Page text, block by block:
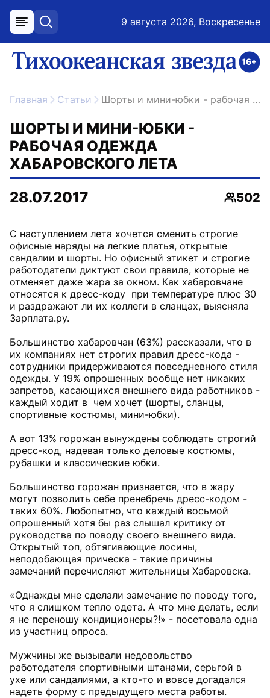
меню поиск 9 августа 2026, Воскресенье
ссылка на главную
Главная Статьи Шорты и мини-юбки - рабочая одежда хабаровского лета
ШОРТЫ И МИНИ-ЮБКИ -
РАБОЧАЯ ОДЕЖДА
ХАБАРОВСКОГО ЛЕТА
28.07.2017
502
С наступлением лета хочется сменить строгие
офисные наряды на легкие платья, открытые
сандалии и шорты. Но офисный этикет и строгие
работодатели диктуют свои правила, которые не
отменяет даже жара за окном. Как хабаровчане
относятся к дресс-коду при температуре плюс 30
и раздражают ли их коллеги в сланцах, выясняла
Зарплата.ру.
Большинство хабаровчан (63%) рассказали, что в
их компаниях нет строгих правил дресс-кода -
сотрудники придерживаются повседневного стиля
одежды. У 19% опрошенных вообще нет никаких
запретов, касающихся внешнего вида работников -
каждый ходит в чем хочет (шорты, сланцы,
спортивные костюмы, мини-юбки).
А вот 13% горожан вынуждены соблюдать строгий
дресс-код, надевая только деловые костюмы,
рубашки и классические юбки.
Большинство горожан признается, что в жару
могут позволить себе пренебречь дресс-кодом -
таких 60%. Любопытно, что каждый восьмой
опрошенный хотя бы раз слышал критику от
руководства по поводу своего внешнего вида.
Открытый топ, обтягивающие лосины,
неподобающая прическа - такие причины
замечаний перечисляют жительницы Хабаровска.
«Однажды мне сделали замечание по поводу того,
что я слишком тепло одета. А что мне делать, если
я не переношу кондиционеры?!» - посетовала одна
из участниц опроса.
Мужчины же вызывали недовольство
работодателя спортивными штанами, серьгой в
ухе или сандалиями, а кто-то и вовсе догадался
надеть форму с предыдущего места работы.